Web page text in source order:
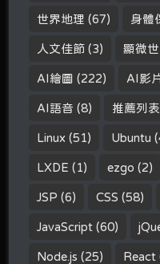
世界地理 (67) 身體
人文佳節 (3) 顯微
AI繪圖 (222) AI影
AI語音 (8) 推薦列表
Linux (51) Ubuntu
LXDE (1) ezgo (2)
JSP (6) CSS (58)
JavaScript (60)
Node.js (25) React